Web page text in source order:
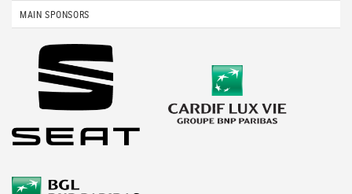
MAIN SPONSORS